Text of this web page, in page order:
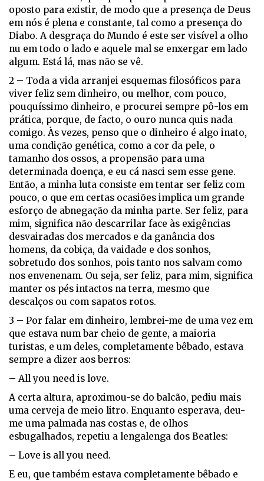
oposto para existir, de modo que a presença de Deus
em nós é plena e constante, tal como a presença do
Diabo. A desgraça do Mundo é este ser visível a olho
nu em todo o lado e aquele mal se enxergar em lado
algum. Está lá, mas não se vê.
2 – Toda a vida arranjei esquemas filosóficos para
viver feliz sem dinheiro, ou melhor, com pouco,
pouquíssimo dinheiro, e procurei sempre pô-los em
prática, porque, de facto, o ouro nunca quis nada
comigo. Às vezes, penso que o dinheiro é algo inato,
uma condição genética, como a cor da pele, o
tamanho dos ossos, a propensão para uma
determinada doença, e eu cá nasci sem esse gene.
Então, a minha luta consiste em tentar ser feliz com
pouco, o que em certas ocasiões implica um grande
esforço de abnegação da minha parte. Ser feliz, para
mim, significa não descarrilar face às exigências
desvairadas dos mercados e da ganância dos
homens, da cobiça, da vaidade e dos sonhos,
sobretudo dos sonhos, pois tanto nos salvam como
nos envenenam. Ou seja, ser feliz, para mim, significa
manter os pés intactos na terra, mesmo que
descalços ou com sapatos rotos.
3 – Por falar em dinheiro, lembrei-me de uma vez em
que estava num bar cheio de gente, a maioria
turistas, e um deles, completamente bêbado, estava
sempre a dizer aos berros:
– All you need is love.
A certa altura, aproximou-se do balcão, pediu mais
uma cerveja de meio litro. Enquanto esperava, deu-
me uma palmada nas costas e, de olhos
esbugalhados, repetiu a lengalenga dos Beatles:
– Love is all you need.
E eu, que também estava completamente bêbado e